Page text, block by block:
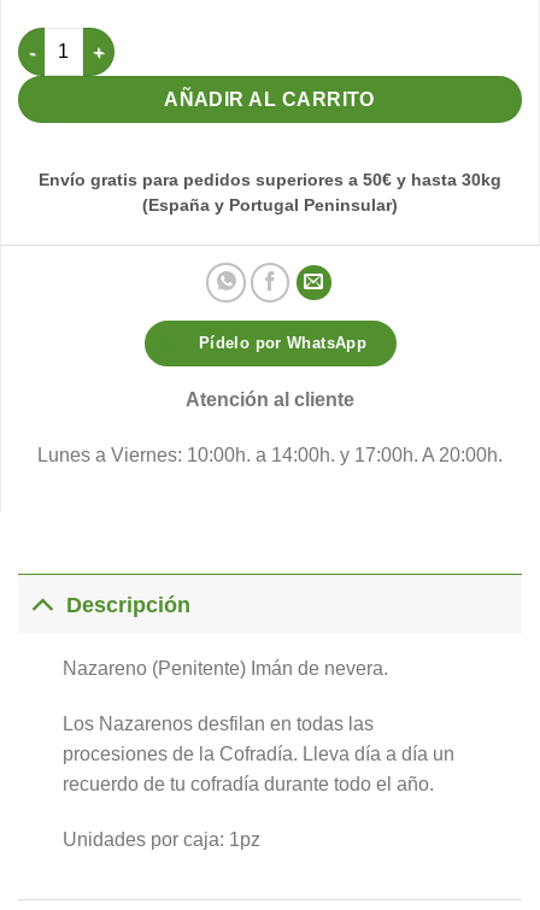
Imán Nazareno Penitente Negro cantidad
AÑADIR AL CARRITO
Envío gratis para pedidos superiores a 50€ y hasta 30kg
(España y Portugal Peninsular)
Pídelo por WhatsApp
Atención al cliente
Lunes a Viernes: 10:00h. a 14:00h. y 17:00h. A 20:00h.
Descripción
Nazareno (Penitente) Imán de nevera.
Los Nazarenos desfilan en todas las
procesiones de la Cofradía. Lleva día a día un
recuerdo de tu cofradía durante todo el año.
Unidades por caja: 1pz